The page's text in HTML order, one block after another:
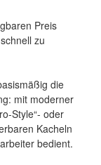
Preis
zu
die
mit moderner
Style“- oder
Kacheln
bedient.